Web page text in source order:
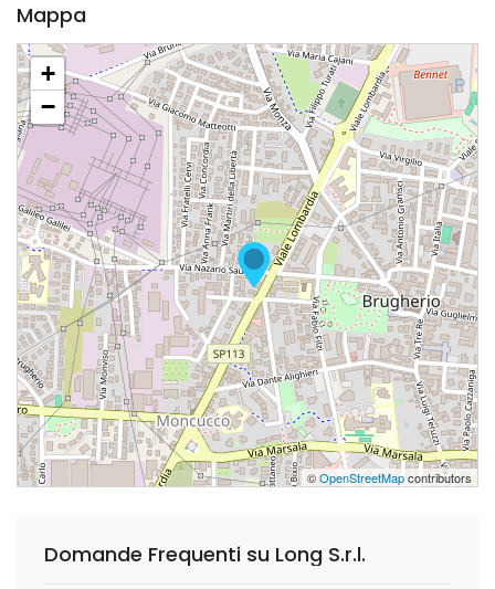
Mappa
+
−
©OpenStreetMapcontributors
Domande Frequenti su Long S.r.l.